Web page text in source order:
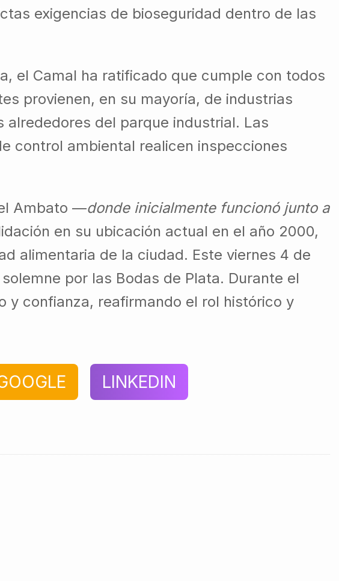
exigencias de bioseguridad dentro de las
el Camal ha ratificado que cumple con todos
provienen, en su mayoría, de industrias
del parque industrial. Las
control ambiental realicen inspecciones
Ambato —donde inicialmente funcionó junto a
en su ubicación actual en el año 2000,
alimentaria de la ciudad. Este viernes 4 de
por las Bodas de Plata. Durante el
y confianza, reafirmando el rol histórico y
LINKEDIN